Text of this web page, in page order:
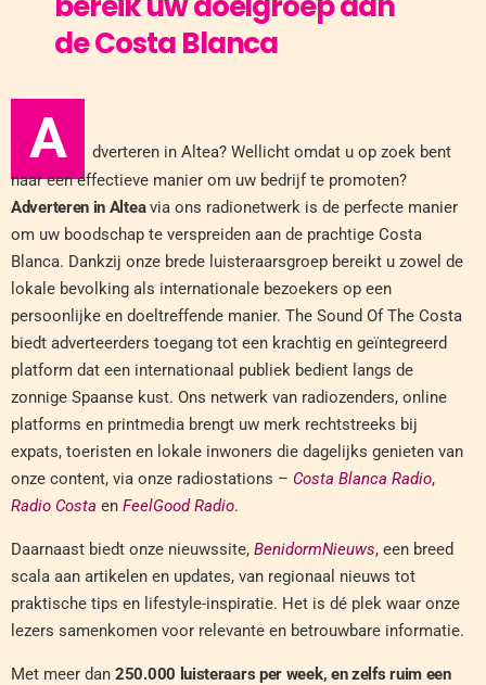
de Costa Blanca
A
dverteren in Altea? Wellicht omdat u op zoek bent
naar een effectieve manier om uw bedrijf te promoten?
Adverteren in Alteavia ons radionetwerk is de perfecte manier
om uw boodschap te verspreiden aan de prachtige Costa
Blanca. Dankzij onze brede luisteraarsgroep bereikt u zowel de
lokale bevolking als internationale bezoekers op een
persoonlijke en doeltreffende manier. The Sound Of The Costa
biedt adverteerders toegang tot een krachtig en geïntegreerd
platform dat een internationaal publiek bedient langs de
zonnige Spaanse kust. Ons netwerk van radiozenders, online
platforms en printmedia brengt uw merk rechtstreeks bij
expats, toeristen en lokale inwoners die dagelijks genieten van
onze content, via onze radiostations – Costa Blanca Radio,
Radio Costa en FeelGood Radio.
Daarnaast biedt onze nieuwssite, BenidormNieuws, een breed
scala aan artikelen en updates, van regionaal nieuws tot
praktische tips en lifestyle-inspiratie. Het is dé plek waar onze
lezers samenkomen voor relevante en betrouwbare informatie.
Met meer dan 250.000 luisteraars per week, en zelfs ruim een